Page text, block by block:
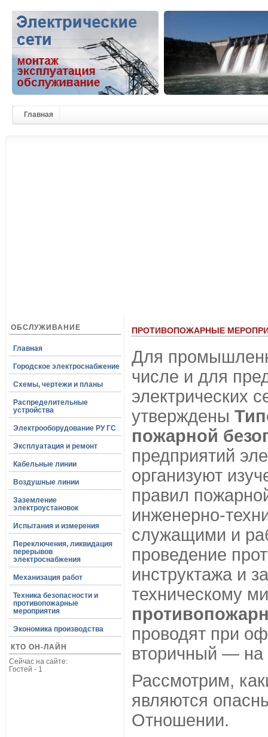
Главная
ОБСЛУЖИВАНИЕ
Главная
Городское электроснабжение
Схемы, чертежи и планы
Распределительные
устройства
Электрооборудование РУ ГС
Эксплуатация и ремонт
Кабельные линии
Воздушные линии
Заземление
электроустановок
Испытания и измерения
Переключения, ликвидация
перерывов
электроснабжения
Механизация работ
Техника безопасности и
противопожарные
мероприятия
Экономика производства
КТО ОН-ЛАЙН
Сейчас на сайте:
Гостей - 1
ПРОТИВОПОЖАРНЫЕ
Для
числе и для
электрических
утверждены
пожарной
предприятий
организуют
правил
инженерно-
служащими и
проведение
инструктажа и
техническому
проводят при
вторичный — на
Рассмотрим,
являются
Отношении.